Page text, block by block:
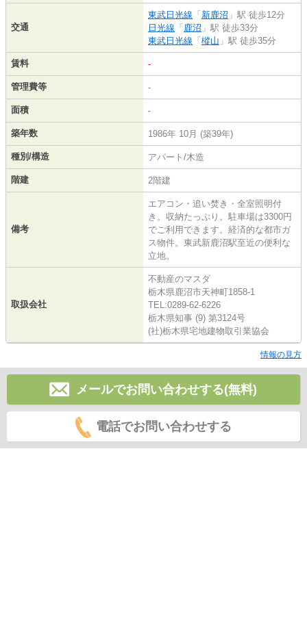
交通
東武日光線 「 新鹿沼 」駅 徒歩12分
日光線 「 鹿沼 」駅 徒歩33分
東武日光線 「 樅山 」駅 徒歩35分
賃料 -
管理費等 -
面積 -
築年数 1986年 10月 (築39年)
種別/構造 アパート/木造
階建 2階建
備考
エアコン・追い焚き・全室照明付
き。収納たっぷり。駐車場は3300円
でご利用できます。経済的な都市ガ
ス物件。東武新鹿沼駅至近の便利な
立地。
取扱会社
不動産のマスダ
栃木県鹿沼市天神町1858-1
TEL:0289-62-6226
栃木県知事 (9) 第3124号
(社)栃木県宅地建物取引業協会
情報の見方
メールでお問い合わせする(無料)
電話でお問い合わせする